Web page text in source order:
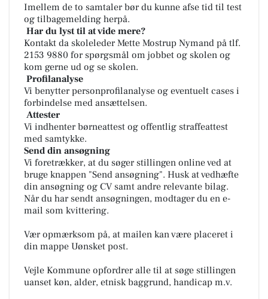
Imellem de to samtaler bør du kunne afse tid til test
og tilbagemelding herpå.
Har du lyst til at vide mere?
Kontakt da skoleleder Mette Mostrup Nymand på tlf.
2153 9880 for spørgsmål om jobbet og skolen og
kom gerne ud og se skolen.
Profilanalyse
Vi benytter personprofilanalyse og eventuelt cases i
forbindelse med ansættelsen.
Attester
Vi indhenter børneattest og offentlig straffeattest
med samtykke.
Send din ansøgning
Vi foretrækker, at du søger stillingen online ved at
bruge knappen "Send ansøgning". Husk at vedhæfte
din ansøgning og CV samt andre relevante bilag.
Når du har sendt ansøgningen, modtager du en e-
mail som kvittering.
Vær opmærksom på, at mailen kan være placeret i
din mappe Uønsket post.
Vejle Kommune opfordrer alle til at søge stillingen
uanset køn, alder, etnisk baggrund, handicap m.v.